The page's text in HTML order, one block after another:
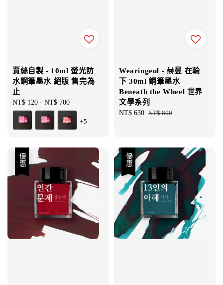
賈絲自製 - 10ml 螢光防
水鋼筆墨水 絕版 售完為
止
Regular
price
NT$ 120 - NT$ 700
+5
Wearingeul - 赫曼 在輪
下 30ml 鋼筆墨水
Beneath the Wheel 世界
文學系列
Sale
NT$ 630 Regular
NT$ 800
優惠 優惠